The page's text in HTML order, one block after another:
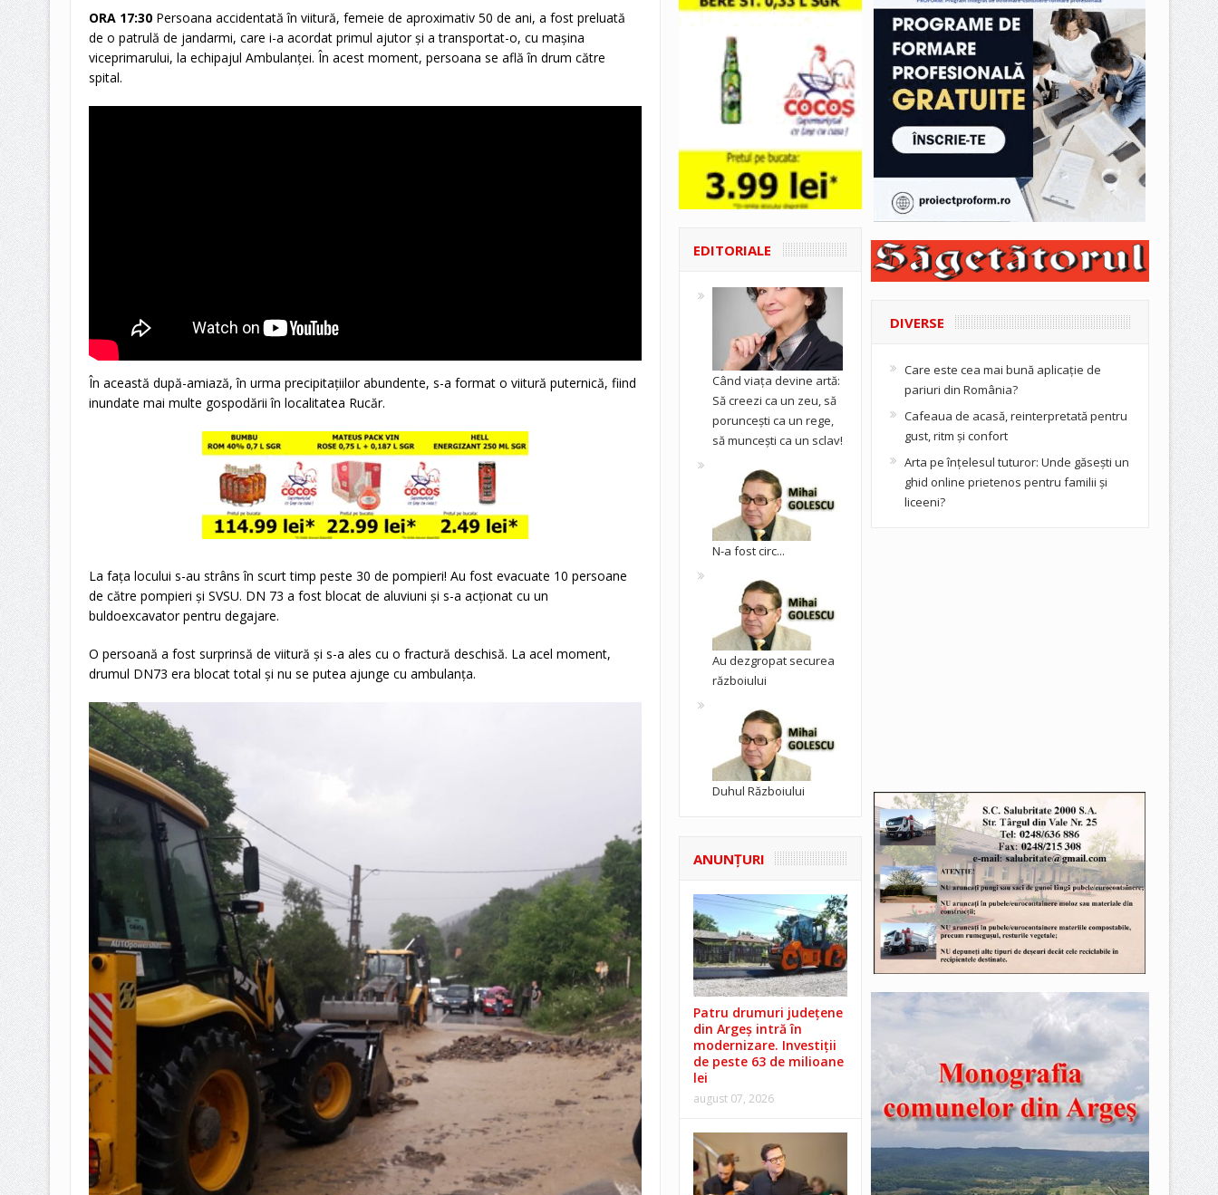
ORA 17:30Persoana accidentată în viitură, femeie de aproximativ 50 de ani, a fost preluată
de o patrulă de jandarmi, care i-a acordat primul ajutor și a transportat-o, cu maşina
viceprimarului, la echipajul Ambulanței. În acest moment, persoana se află în drum către
spital.
În această după-amiază, în urma precipitaţiilor abundente, s-a format o viitură puternică, fiind
inundate mai multe gospodării în localitatea Rucăr.
La faţa locului s-au strâns în scurt timp peste 30 de pompieri! Au fost evacuate 10 persoane
de către pompieri și SVSU. DN 73 a fost blocat de aluviuni și s-a acționat cu un
buldoexcavator pentru degajare.
O persoană a fost surprinsă de viitură şi s-a ales cu o fractură deschisă. La acel moment,
drumul DN73 era blocat total și nu se putea ajunge cu ambulanța.
EDITORIALE
Când viața devine artă:
Să creezi ca un zeu, să
poruncești ca un rege,
să muncești ca un sclav!
N-a fost circ...
Au dezgropat securea
războiului
Duhul Războiului
ANUNŢURI
Patru drumuri județene
din Argeș intră în
modernizare. Investiții
de peste 63 de milioane
lei
august 07, 2026
DIVERSE
Care este cea mai bună aplicație de
pariuri din România?
Cafeaua de acasă, reinterpretată pentru
gust, ritm și confort
Arta pe înțelesul tuturor: Unde găsești un
ghid online prietenos pentru familii și
liceeni?